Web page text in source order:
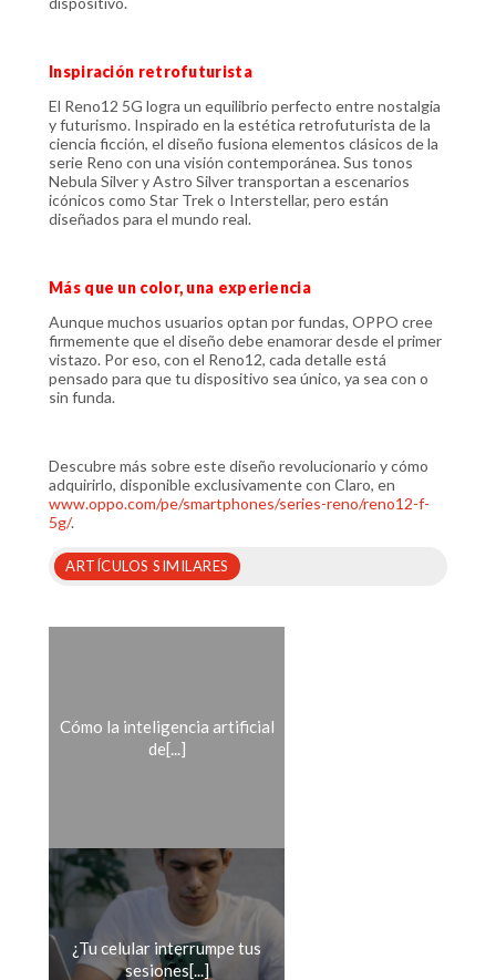
Inspiración retrofuturista
El Reno12 5G logra un equilibrio perfecto entre nostalgia
y futurismo. Inspirado en la estética retrofuturista de la
ciencia ficción, el diseño fusiona elementos clásicos de la
serie Reno con una visión contemporánea. Sus tonos
Nebula Silver y Astro Silver transportan a escenarios
icónicos como Star Trek o Interstellar, pero están
diseñados para el mundo real.
Más que un color, una experiencia
Aunque muchos usuarios optan por fundas, OPPO cree
firmemente que el diseño debe enamorar desde el primer
vistazo. Por eso, con el Reno12, cada detalle está
pensado para que tu dispositivo sea único, ya sea con o
sin funda.
Descubre más sobre este diseño revolucionario y cómo
adquirirlo, disponible exclusivamente con Claro, en
www.oppo.com/pe/smartphones/series-reno/reno12-f-
5g/.
ARTÍCULOS SIMILARES
Cómo la inteligencia artificial
de[...]
¿Tu celular interrumpe tus
sesiones[...]